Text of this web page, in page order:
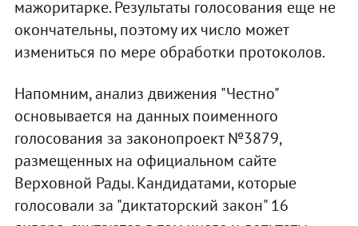
мажоритарке. Результаты голосования еще не
окончательны, поэтому их число может
измениться по мере обработки протоколов.
Напомним, анализ движения "Честно"
основывается на данных поименного
голосования за законопроект №3879,
размещенных на официальном сайте
Верховной Рады. Кандидатами, которые
голосовали за "диктаторский закон" 16